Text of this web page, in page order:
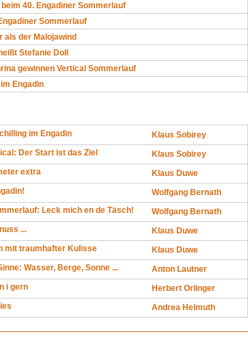
40. Engadiner Sommerlauf
Sommerlauf
als der Malojawind
Stefanie Doll
gewinnen Vertical Sommerlauf
Engadin
im Engadin
Klaus Sobirey
Der Start ist das Ziel
Klaus Sobirey
extra
Klaus Duwe
Wolfgang Bernath
Leck mich en de Täsch!
Wolfgang Bernath
...
Klaus Duwe
mit traumhafter Kulisse
Klaus Duwe
Wasser, Berge, Sonne ...
Anton Lautner
i gern
Herbert Orlinger
Andrea Helmuth